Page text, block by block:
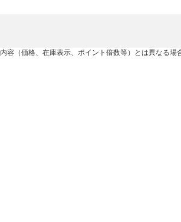
容（価格、在庫表示、ポイント倍数等）とは異なる場